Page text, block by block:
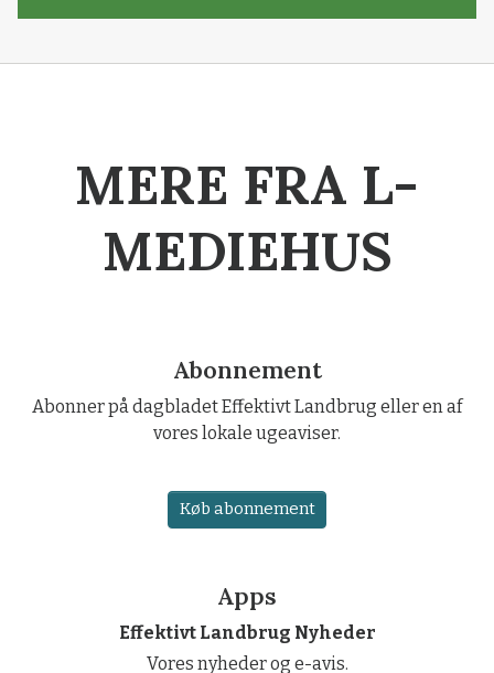
MERE FRA L-
MEDIEHUS
Abonnement
Abonner på dagbladet Effektivt Landbrug eller en af
vores lokale ugeaviser.
Køb abonnement
Apps
Effektivt Landbrug Nyheder
Vores nyheder og e-avis.